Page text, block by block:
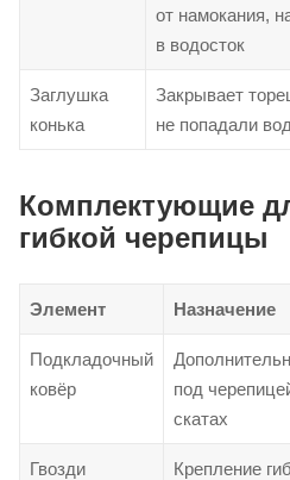
от намокания,
в водосток
Заглушка
конька
Закрывает
не попадали
Комплектующие
гибкой черепицы
Элемент Назначение
Подкладочный
ковёр
под
скатах
Гвозди
Крепление